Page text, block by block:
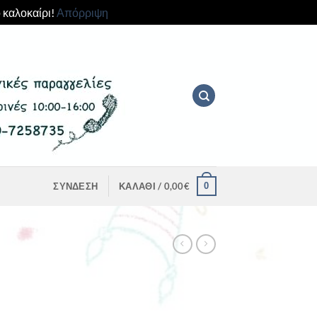
Απόρριψη
ΣΎΝΔΕΣΗ ΚΑΛΆΘΙ / 0,00€ 0